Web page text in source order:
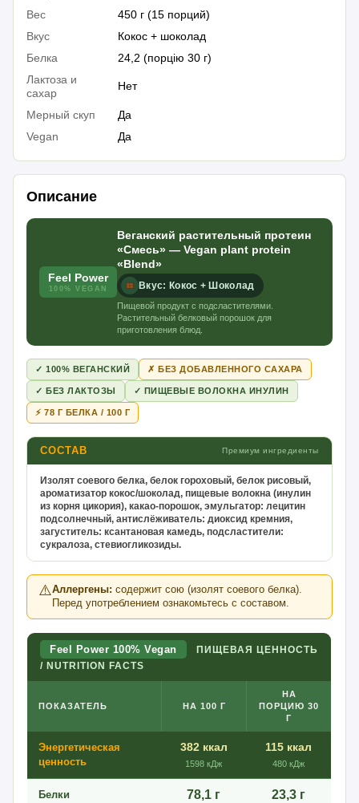
Вес
450 г (15 порций)
Вкус
Кокос + шоколад
Белка
24,2 (порцію 30 г)
Лактоза и
сахар
Нет
Мерный скуп
Да
Vegan
Да
Описание
Feel Power
100% VEGAN
Веганский растительный протеин
«Смесь» — Vegan plant protein
«Blend»
Вкус: Кокос + Шоколад
Пищевой продукт с подсластителями.
Растительный белковый порошок для
приготовления блюд.
✓ 100% ВЕГАНСКИЙ ✗ БЕЗ ДОБАВЛЕННОГО САХАРА
✓ БЕЗ ЛАКТОЗЫ ✓ ПИЩЕВЫЕ ВОЛОКНА ИНУЛИН
⚡ 78 Г БЕЛКА / 100 Г
СОСТАВ Премиум ингредиенты
Изолят соевого белка, белок гороховый, белок рисовый,
ароматизатор кокос/шоколад, пищевые волокна (инулин
из корня цикория), какао-порошок, эмульгатор: лецитин
подсолнечный, антислёживатель: диоксид кремния,
загуститель: ксантановая камедь, подсластители:
сукралоза, стевиогликозиды.
⚠️Аллергены: содержит сою (изолят соевого белка).
Перед употреблением ознакомьтесь с составом.
Feel Power 100% Vegan
ПИЩЕВАЯ ЦЕННОСТЬ
/ NUTRITION FACTS
ПОКАЗАТЕЛЬ НА 100 Г
НА
ПОРЦИЮ 30
Г
Энергетическая
ценность
382 ккал
1598 кДж
115 ккал
480 кДж
Белки 78,1 г 23,3 г